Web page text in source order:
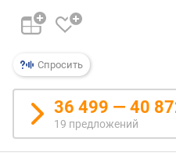
о
ж
н
и
й
м
Спросить
36 499 — 40
19 предложений